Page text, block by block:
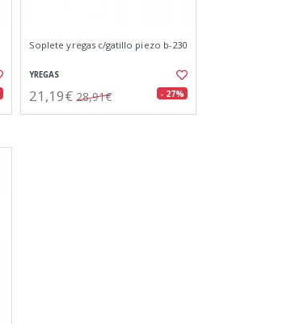
Soplete yregas c/gatillo piezo b-230
YREGAS
21,19€ 28,91€ - 27%